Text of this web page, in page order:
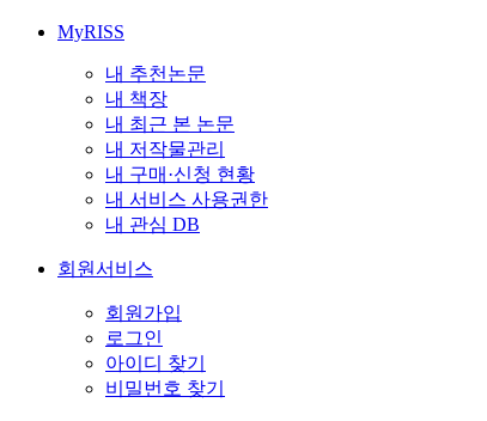
MyRISS
내 추천논문
내 책장
내 최근 본 논문
내 저작물관리
내 구매·신청 현황
내 서비스 사용권한
내 관심 DB
회원서비스
회원가입
로그인
아이디 찾기
비밀번호 찾기